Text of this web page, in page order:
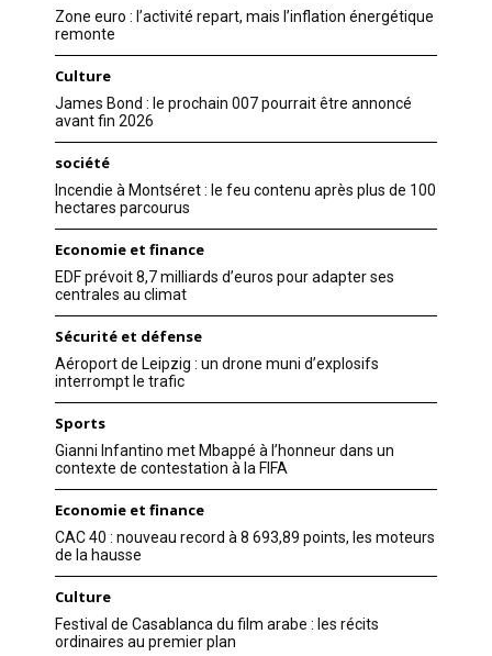
Zone euro : l’activité repart, mais l’inflation énergétique
remonte
Culture
James Bond : le prochain 007 pourrait être annoncé
avant fin 2026
société
Incendie à Montséret : le feu contenu après plus de 100
hectares parcourus
Economie et finance
EDF prévoit 8,7 milliards d’euros pour adapter ses
centrales au climat
Sécurité et défense
Aéroport de Leipzig : un drone muni d’explosifs
interrompt le trafic
Sports
Gianni Infantino met Mbappé à l’honneur dans un
contexte de contestation à la FIFA
Economie et finance
CAC 40 : nouveau record à 8 693,89 points, les moteurs
de la hausse
Culture
Festival de Casablanca du film arabe : les récits
ordinaires au premier plan